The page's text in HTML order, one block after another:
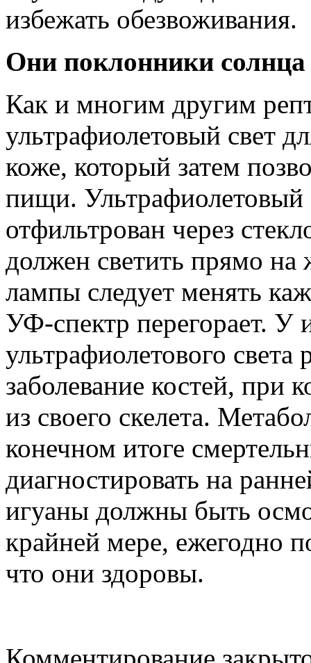
избежать обезвоживания.
Они поклонники солнца
Как и многим другим
ультрафиолетовый свет
коже, который затем
пищи. Ультрафиолетовый
отфильтрован через
должен светить прямо
лампы следует менять
УФ-спектр перегорает. У
ультрафиолетового света
заболевание костей, при
из своего скелета.
конечном итоге
диагностировать на
игуаны должны быть
крайней мере, ежегодно
что они здоровы.